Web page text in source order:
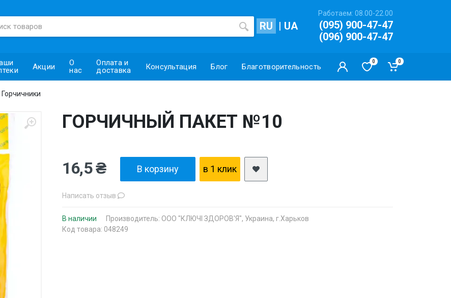
RU | UA
Работаем: 08.00-22.00
(095) 900-47-47
(096) 900-47-47
Акции
О
нас
Оплата и
доставка
Консультация Блог Благотворительность
0 0
Горчичники
ГОРЧИЧНЫЙ ПАКЕТ №10
Написать отзыв
В наличии Производитель: ООО "КЛЮЧІ ЗДОРОВ'Я", Украина, г.Харьков
Код товара: 048249
16,5 ₴ В корзину в 1 клик